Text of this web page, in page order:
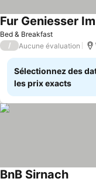
Bed & Breakfast
Fur Geniesser
/ Aucune évaluation
Sélectionnez des
les prix exacts
BnB Sirnach